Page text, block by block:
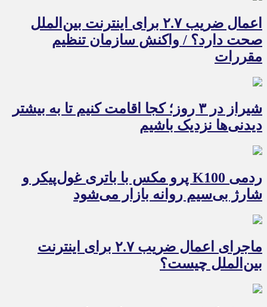
اعمال ضریب ۲.۷ برای اینترنت بین‌الملل
صحت دارد؟ / واکنش سازمان تنظیم
مقررات
شیراز در ۳ روز؛ کجا اقامت کنیم تا به بیشتر
دیدنی‌ها نزدیک باشیم
ردمی K100 پرو مکس با باتری غول‌پیکر و
شارژ بی‌سیم روانه بازار می‌شود
ماجرای اعمال ضریب ۲.۷ برای اینترنت
بین‌الملل چیست؟